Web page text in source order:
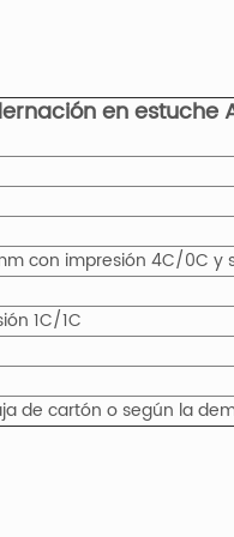
en estuche
con impresión 4C/0C y
1C/1C
de cartón o según la